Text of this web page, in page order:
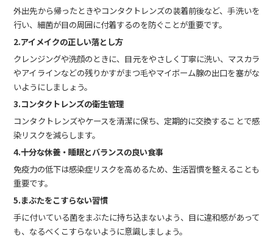
外出先から帰ったときやコンタクトレンズの装着前後など、手洗いを
行い、細菌が目の周囲に付着するのを防ぐことが重要です。
2.アイメイクの正しい落とし方
クレンジングや洗顔のときに、目元をやさしく丁寧に洗い、マスカラ
やアイラインなどの残りかすがまつ毛やマイボーム腺の出口を塞がな
いようにしましょう。
3.コンタクトレンズの衛生管理
コンタクトレンズやケースを清潔に保ち、定期的に交換することで感
染リスクを減らします。
4.十分な休養・睡眠とバランスの良い食事
免疫力の低下は感染症リスクを高めるため、生活習慣を整えることも
重要です。
5.まぶたをこすらない習慣
手に付いている菌をまぶたに持ち込まないよう、目に違和感があって
も、なるべくこすらないように意識しましょう。